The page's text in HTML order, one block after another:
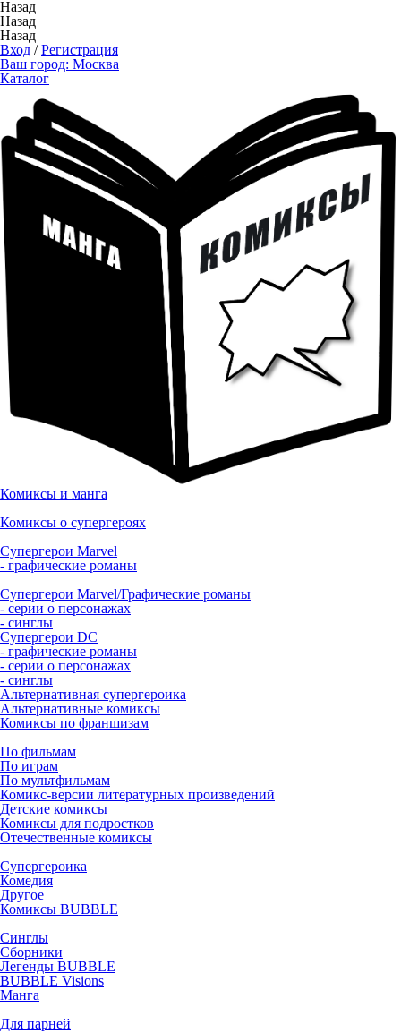
Назад
Назад
Назад
Вход /Регистрация
Ваш город: Москва
Каталог
Комиксы и манга
Комиксы о супергероях
Супергерои Marvel
- графические романы
Супергерои Marvel/Графические романы
- серии о персонажах
- синглы
Супергерои DC
- графические романы
- серии о персонажах
- синглы
Альтернативная супергероика
Альтернативные комиксы
Комиксы по франшизам
По фильмам
По играм
По мультфильмам
Комикс-версии литературных произведений
Детские комиксы
Комиксы для подростков
Отечественные комиксы
Супергероика
Комедия
Другое
Комиксы BUBBLE
Синглы
Сборники
Легенды BUBBLE
BUBBLE Visions
Манга
Для парней